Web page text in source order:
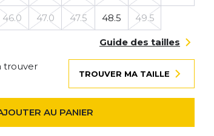
46.0 47.0 47.5 48.5 49.5
Guide des tailles
trouver
TROUVER MA TAILLE
AU PANIER